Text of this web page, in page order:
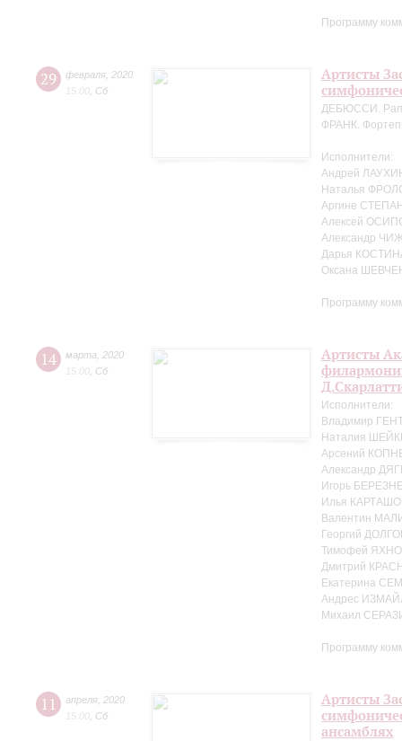
Программу
29 февраля 2020
15:00 Сб
Артисты
ДЕБЮССИ.
ФРАНК.
Исполнители:
Андрей
Наталья
Аргине
Алексей
Александр
Дарья
Оксана
Программу
14 марта
2020
15:00 Сб
Артисты
Исполнители:
Владимир
Наталия
Арсений
Александр
Игорь
Илья
Валентин
Георгий
Тимофей
Дмитрий
Екатерина
Андрес
Михаил
Программу
11 апреля 2020
15:00 Сб
Артисты
ансамблях